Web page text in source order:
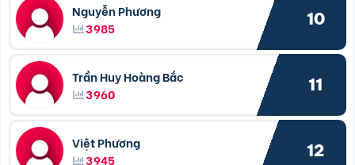
Nguyễn Phương
3985
10
Trần Huy Hoàng Bắc
3960
11
Việt Phương
3945
12